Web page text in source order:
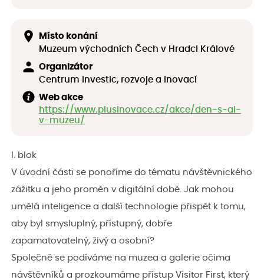
Místo konání
Muzeum východních Čech v Hradci Králové
Organizátor
Centrum investic, rozvoje a inovací
Web akce
https://www.plusinovace.cz/akce/den-s-ai-
v-muzeu/
I. blok
V úvodní části se ponoříme do tématu návštěvnického
zážitku a jeho proměn v digitální době. Jak mohou
umělá inteligence a další technologie přispět k tomu,
aby byl smysluplný, přístupný, dobře
zapamatovatelný, živý a osobní?
Společně se podíváme na muzea a galerie očima
návštěvníků a prozkoumáme přístup Visitor First, který